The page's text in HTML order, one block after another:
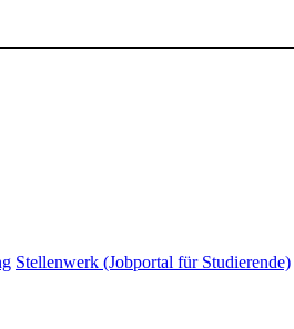
Stellenwerk (Jobportal für Studierende)